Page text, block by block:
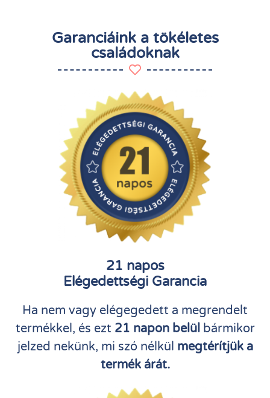
Garanciáink a tökéletes
családoknak
21 napos
Elégedettségi Garancia
Ha nem vagy elégegedett a megrendelt
termékkel, és ezt 21 napon belülbármikor
jelzed nekünk, mi szó nélkül megtérítjük a
termék árát.